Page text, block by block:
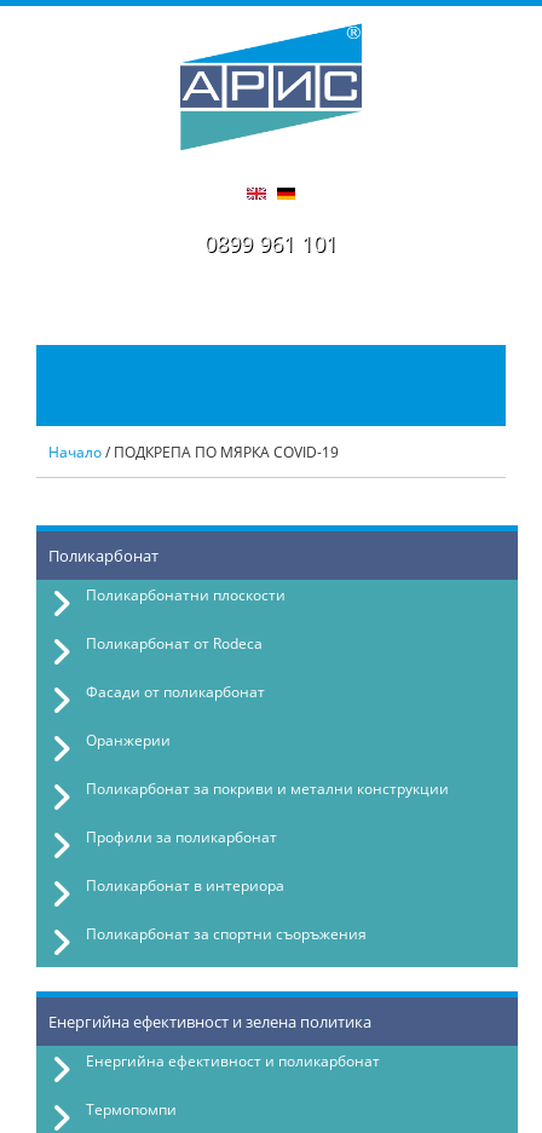
0899 961 101
Начало/ ПОДКРЕПА ПО МЯРКА COVID-19
Поликарбонат
Поликарбонатни плоскости
Поликарбонат от Rodeca
Фасади от поликарбонат
Оранжерии
Поликарбонат за покриви и метални конструкции
Профили за поликарбонат
Поликарбонат в интериора
Поликарбонат за спортни съоръжения
Енергийна ефективност и зелена политика
Енергийна ефективност и поликарбонат
Термопомпи